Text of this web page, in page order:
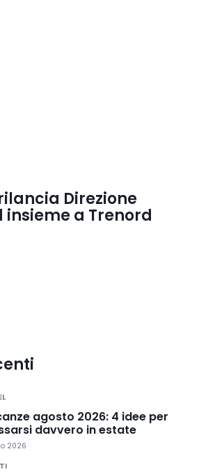
Direzione
a Trenord
agosto 2026: 4 idee per
davvero in estate
2026